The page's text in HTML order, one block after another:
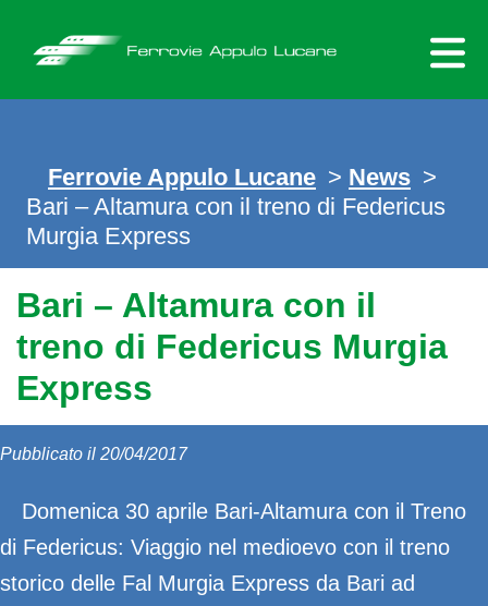
content
Ferrovie Appulo Lucane > News >
Bari – Altamura con il treno di Federicus
Murgia Express
Bari – Altamura con il
treno di Federicus Murgia
Express
Pubblicato il 20/04/2017
Domenica 30 aprile Bari-Altamura con il Treno
di Federicus: Viaggio nel medioevo con il treno
storico delle Fal Murgia Express da Bari ad